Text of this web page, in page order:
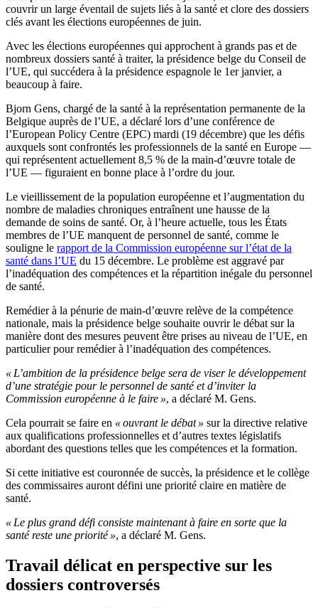
couvrir un large éventail de sujets liés à la santé et clore des dossiers
clés avant les élections européennes de juin.
Avec les élections européennes qui approchent à grands pas et de
nombreux dossiers santé à traiter, la présidence belge du Conseil de
l’UE, qui succédera à la présidence espagnole le 1er janvier, a
beaucoup à faire.
Bjorn Gens, chargé de la santé à la représentation permanente de la
Belgique auprès de l’UE, a déclaré lors d’une conférence de
l’European Policy Centre (EPC) mardi (19 décembre) que les défis
auxquels sont confrontés les professionnels de la santé en Europe —
qui représentent actuellement 8,5 % de la main-d’œuvre totale de
l’UE — figuraient en bonne place à l’ordre du jour.
Le vieillissement de la population européenne et l’augmentation du
nombre de maladies chroniques entraînent une hausse de la
demande de soins de santé. Or, à l’heure actuelle, tous les États
membres de l’UE manquent de personnel de santé, comme le
souligne le rapport de la Commission européenne sur l’état de la
santé dans l’UE du 15 décembre. Le problème est aggravé par
l’inadéquation des compétences et la répartition inégale du personnel
de santé.
Remédier à la pénurie de main-d’œuvre relève de la compétence
nationale, mais la présidence belge souhaite ouvrir le débat sur la
manière dont des mesures peuvent être prises au niveau de l’UE, en
particulier pour remédier à l’inadéquation des compétences.
« L’ambition de la présidence belge sera de viser le développement
d’une stratégie pour le personnel de santé et d’inviter la
Commission européenne à le faire », a déclaré M. Gens.
Cela pourrait se faire en « ouvrant le débat » sur la directive relative
aux qualifications professionnelles et d’autres textes législatifs
abordant des questions telles que les compétences et la formation.
Si cette initiative est couronnée de succès, la présidence et le collège
des commissaires auront défini une priorité claire en matière de
santé.
« Le plus grand défi consiste maintenant à faire en sorte que la
santé reste une priorité », a déclaré M. Gens.
Travail délicat en perspective sur les
dossiers controversés